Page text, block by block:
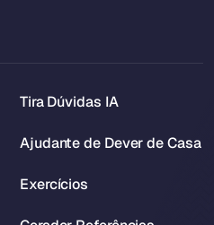
Tira Dúvidas IA
Ajudante de Dever de Casa
Exercícios